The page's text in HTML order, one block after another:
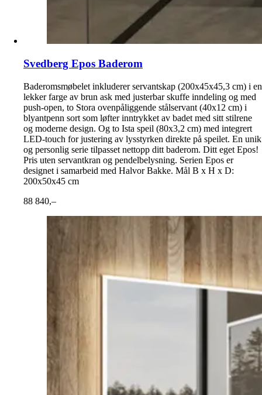
Svedberg Epos Baderom
Baderomsmøbelet inkluderer servantskap (200x45x45,3 cm) i en
lekker farge av brun ask med justerbar skuffe inndeling og med
push-open, to Stora ovenpåliggende stålservant (40x12 cm) i
blyantpenn sort som løfter inntrykket av badet med sitt stilrene
og moderne design. Og to Ista speil (80x3,2 cm) med integrert
LED-touch for justering av lysstyrken direkte på speilet. En unik
og personlig serie tilpasset nettopp ditt baderom. Ditt eget Epos!
Pris uten servantkran og pendelbelysning. Serien Epos er
designet i samarbeid med Halvor Bakke. Mål B x H x D:
200x50x45 cm
88 840,–